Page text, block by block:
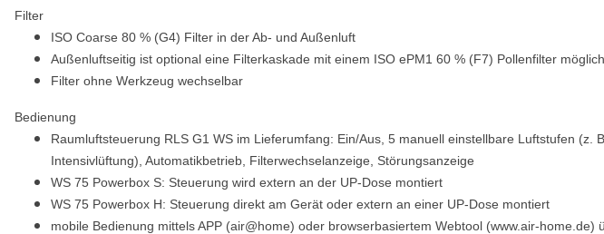
Filter
ISO Coarse 80 % (G4) Filter in der Ab- und Außenluft
Außenluftseitig ist optional eine Filterkaskade mit einem ISO ePM1 60 % (F7) Pollenfilter möglich
Filter ohne Werkzeug wechselbar
Bedienung
Raumluftsteuerung RLS G1 WS im Lieferumfang: Ein/Aus, 5 manuell einstellbare Luftstufen
Intensivlüftung), Automatikbetrieb, Filterwechselanzeige, Störungsanzeige
WS 75 Powerbox S: Steuerung wird extern an der UP-Dose montiert
WS 75 Powerbox H: Steuerung direkt am Gerät oder extern an einer UP-Dose montiert
mobile Bedienung mittels APP (air@home) oder browserbasiertem Webtool (www.air-home.de)